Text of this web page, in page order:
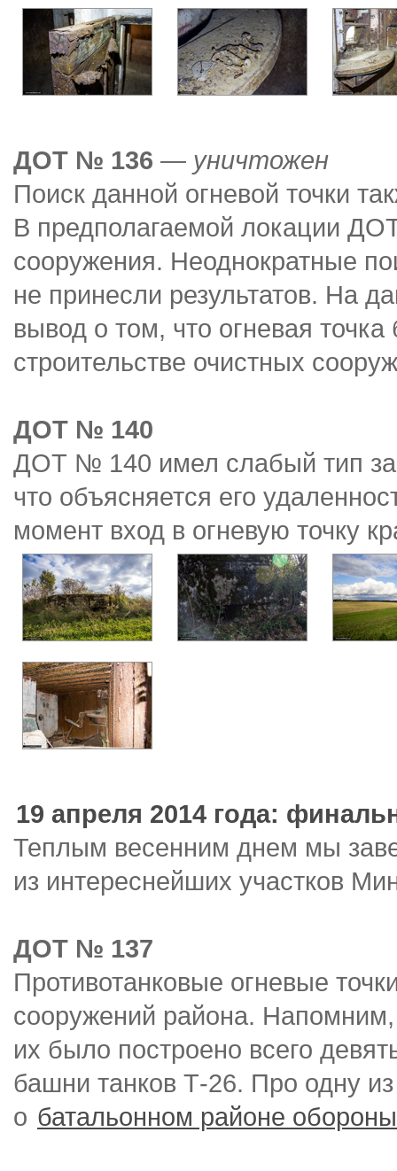
ДОТ № 136 — уничтожен
Поиск данной огневой точки
В предполагаемой локации
сооружения. Неоднократные
не принесли результатов. На
вывод о том, что огневая
строительстве очистных
ДОТ № 140
ДОТ № 140 имел слабый тип
что объясняется его
момент вход в огневую точку
19 апреля 2014 года:
Теплым весенним днем мы
из интереснейших участков
ДОТ № 137
Противотанковые огневые
сооружений района.
их было построено всего
башни танков Т-26. Про одну
о батальонном районе